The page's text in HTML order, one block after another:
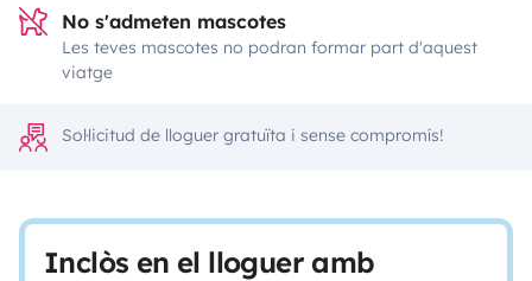
No s'admeten mascotes
Les teves mascotes no podran formar part d'aquest
viatge
Sol·licitud de lloguer gratuïta i sense compromís!
Inclòs en el lloguer amb